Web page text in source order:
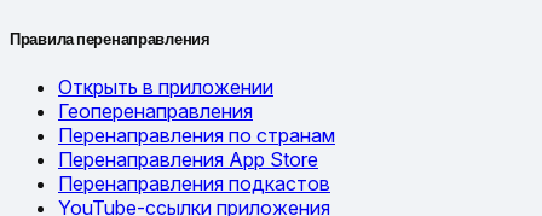
Правила перенаправления
Открыть в приложении
Геоперенаправления
Перенаправления по странам
Перенаправления App Store
Перенаправления подкастов
YouTube-ссылки приложения